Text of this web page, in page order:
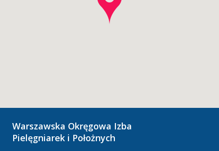
Warszawska Okręgowa Izba
Pielęgniarek i Położnych